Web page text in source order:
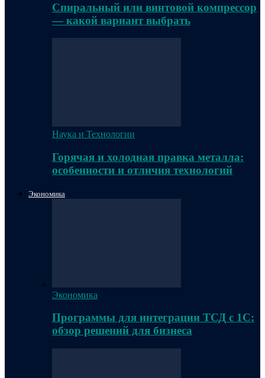
Спиральный или винтовой компрессор
— какой вариант выбрать
Наука и Технологии
Горячая и холодная правка металла:
особенности и отличия технологий
Экономика
Экономика
Программы для интеграции ТСД с 1С:
обзор решений для бизнеса